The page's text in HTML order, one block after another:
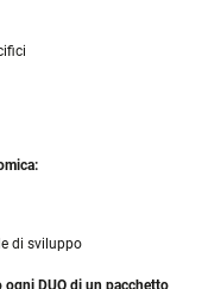
di sviluppo
ogni DUO di un pacchetto